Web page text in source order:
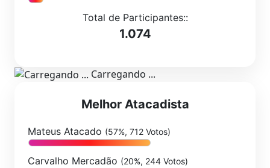
Total de Participantes::
1.074
Carregando ...
Melhor Atacadista
Mateus Atacado (57%, 712 Votos)
Carvalho Mercadão (20%, 244 Votos)